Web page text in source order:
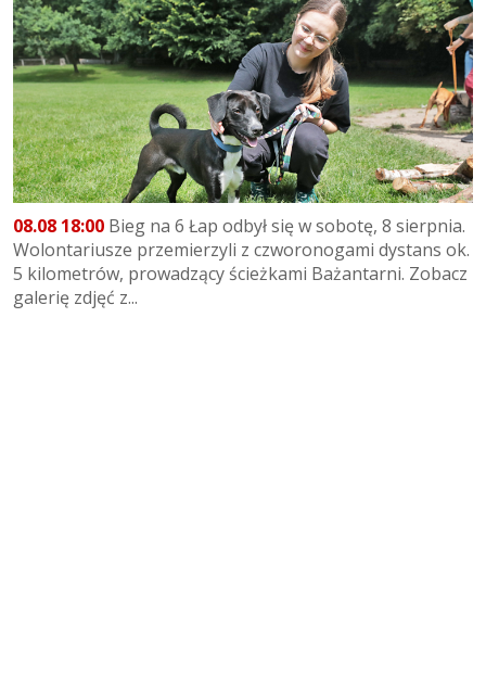
08.08 18:00 Bieg na 6 Łap odbył się w sobotę, 8 sierpnia.
Wolontariusze przemierzyli z czworonogami dystans ok.
5 kilometrów, prowadzący ścieżkami Bażantarni. Zobacz
galerię zdjęć z...